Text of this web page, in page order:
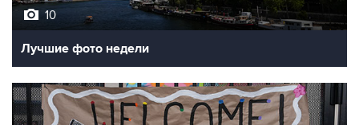
10
Лучшие фото недели